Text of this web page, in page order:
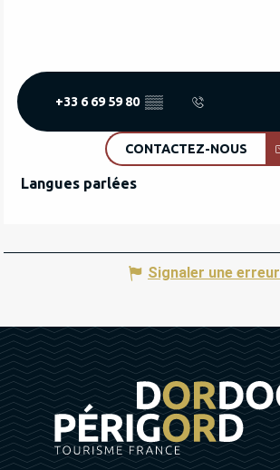
+33 6 69 59 80 ▒▒
CONTACTEZ-NOUS
Langues parlées
Langues parlées
Signaler une erreur